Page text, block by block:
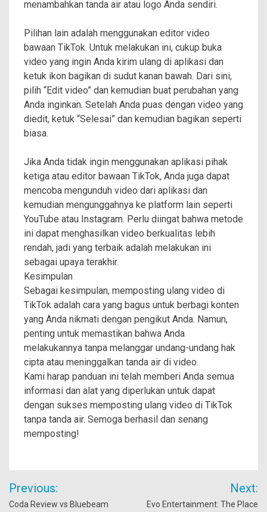
menambahkan tanda air atau logo Anda sendiri.
Pilihan lain adalah menggunakan editor video
bawaan TikTok. Untuk melakukan ini, cukup buka
video yang ingin Anda kirim ulang di aplikasi dan
ketuk ikon bagikan di sudut kanan bawah. Dari sini,
pilih “Edit video” dan kemudian buat perubahan yang
Anda inginkan. Setelah Anda puas dengan video yang
diedit, ketuk “Selesai” dan kemudian bagikan seperti
biasa.
Jika Anda tidak ingin menggunakan aplikasi pihak
ketiga atau editor bawaan TikTok, Anda juga dapat
mencoba mengunduh video dari aplikasi dan
kemudian mengunggahnya ke platform lain seperti
YouTube atau Instagram. Perlu diingat bahwa metode
ini dapat menghasilkan video berkualitas lebih
rendah, jadi yang terbaik adalah melakukan ini
sebagai upaya terakhir.
Kesimpulan
Sebagai kesimpulan, memposting ulang video di
TikTok adalah cara yang bagus untuk berbagi konten
yang Anda nikmati dengan pengikut Anda. Namun,
penting untuk memastikan bahwa Anda
melakukannya tanpa melanggar undang-undang hak
cipta atau meninggalkan tanda air di video.
Kami harap panduan ini telah memberi Anda semua
informasi dan alat yang diperlukan untuk dapat
dengan sukses memposting ulang video di TikTok
tanpa tanda air. Semoga berhasil dan senang
memposting!
Post
navigation
Previous:
Coda Review vs Bluebeam
Next:
Evo Entertainment: The Place